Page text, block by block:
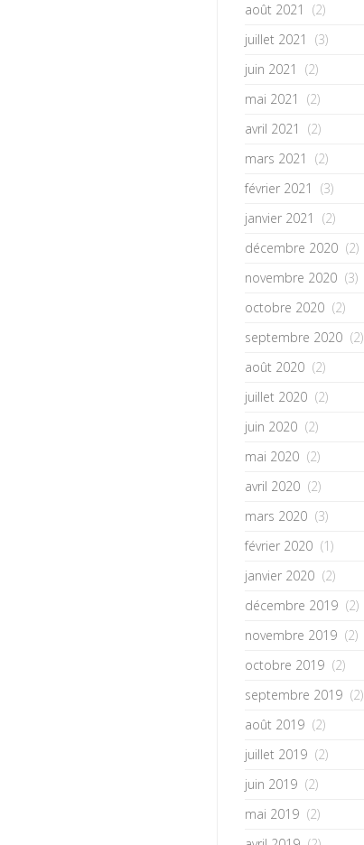
août 2021
(2)
juillet 2021
(3)
juin 2021
(2)
mai 2021
(2)
avril 2021
(2)
mars 2021
(2)
février 2021
(3)
janvier 2021
(2)
décembre 2020 (2)
novembre 2020 (3)
octobre 2020 (2)
septembre 2020 (2)
août 2020 (2)
juillet 2020 (2)
juin 2020 (2)
mai 2020 (2)
avril 2020 (2)
mars 2020 (3)
février 2020 (1)
janvier 2020 (2)
décembre 2019 (2)
novembre 2019 (2)
octobre 2019 (2)
septembre 2019 (2)
août 2019 (2)
juillet 2019 (2)
juin 2019 (2)
mai 2019 (2)